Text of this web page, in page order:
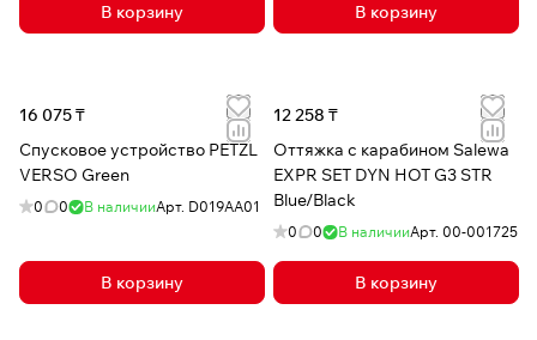
В корзину В корзину
16 075 ₸
Спусковое устройство PETZL
VERSO Green
0 0 В наличииАрт. D019AA01
В корзину
12 258 ₸
Оттяжка с карабином Salewa
EXPR SET DYN HOT G3 STR
Blue/Black
0 0 В наличииАрт. 00-001725
В корзину